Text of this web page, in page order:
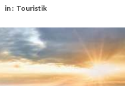
in : Touristik